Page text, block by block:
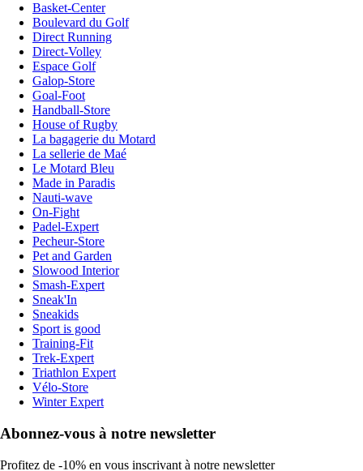
Basket-Center
Boulevard du Golf
Direct Running
Direct-Volley
Espace Golf
Galop-Store
Goal-Foot
Handball-Store
House of Rugby
La bagagerie du Motard
La sellerie de Maé
Le Motard Bleu
Made in Paradis
Nauti-wave
On-Fight
Padel-Expert
Pecheur-Store
Pet and Garden
Slowood Interior
Smash-Expert
Sneak'In
Sneakids
Sport is good
Training-Fit
Trek-Expert
Triathlon Expert
Vélo-Store
Winter Expert
Abonnez-vous à notre newsletter
Profitez de -10% en vous inscrivant à notre newsletter